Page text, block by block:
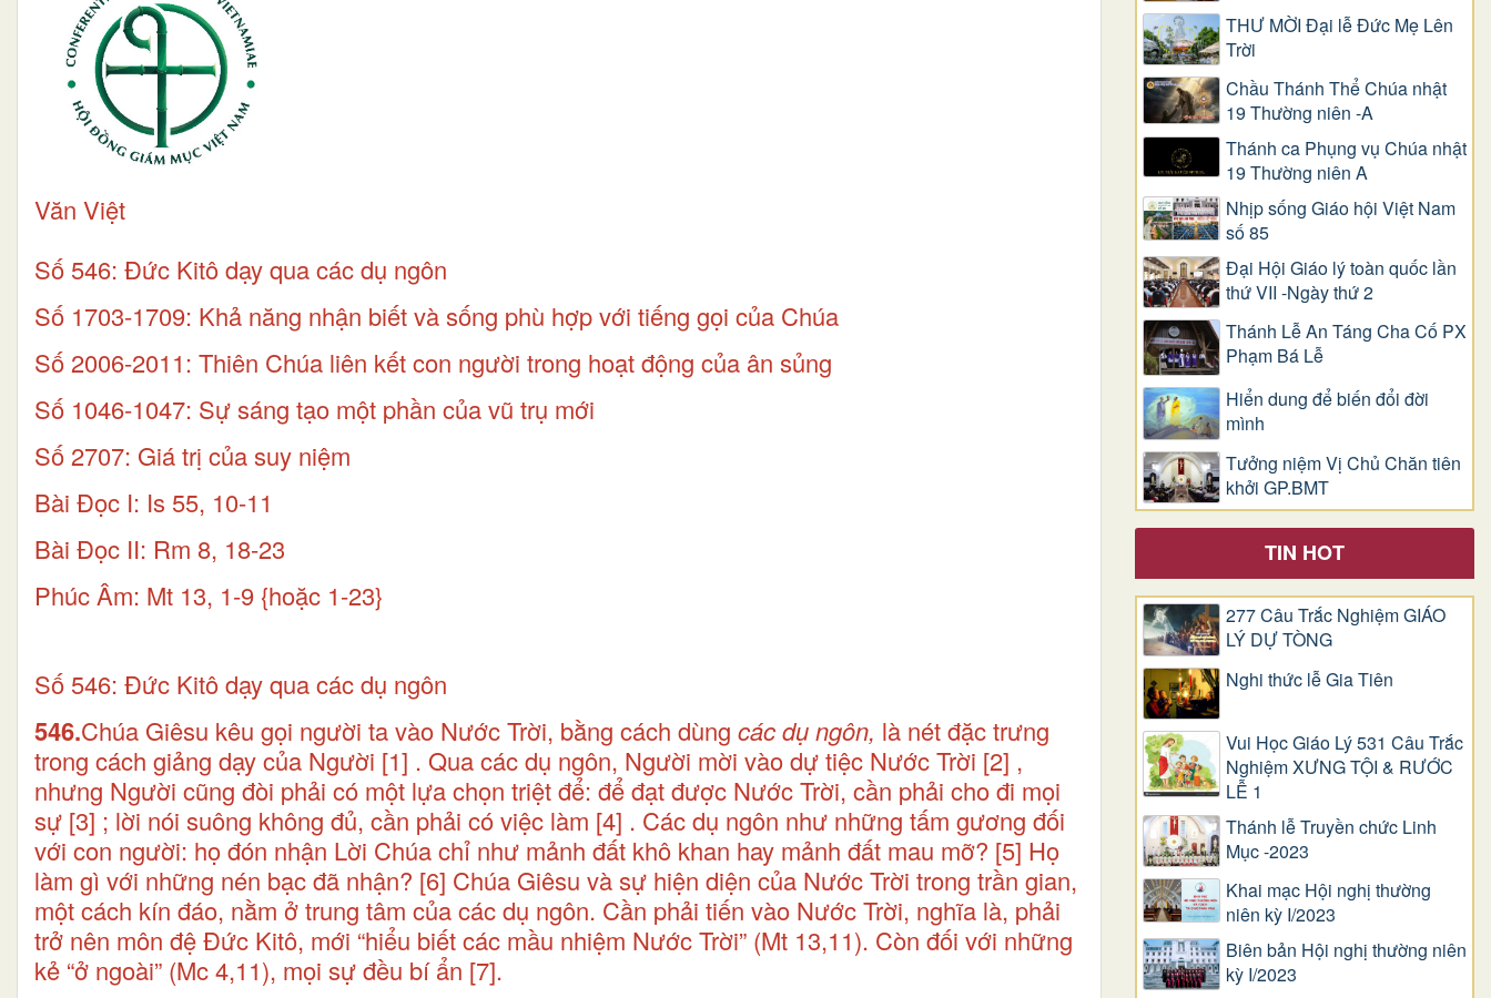
Văn Việt
Số 546: Đức Kitô dạy qua các dụ ngôn
Số 1703-1709: Khả năng nhận biết và sống phù hợp với tiếng gọi của Chúa
Số 2006-2011: Thiên Chúa liên kết con người trong hoạt động của ân sủng
Số 1046-1047: Sự sáng tạo một phần của vũ trụ mới
Số 2707: Giá trị của suy niệm
Bài Ðọc I: Is 55, 10-11
Bài Ðọc II: Rm 8, 18-23
Phúc Âm: Mt 13, 1-9 {hoặc 1-23}
Số 546: Đức Kitô dạy qua các dụ ngôn
546.Chúa Giêsu kêu gọi người ta vào Nước Trời, bằng cách dùng các dụ ngôn, là nét đặc trưng
trong cách giảng dạy của Người [1] . Qua các dụ ngôn, Người mời vào dự tiệc Nước Trời [2] ,
nhưng Người cũng đòi phải có một lựa chọn triệt để: để đạt được Nước Trời, cần phải cho đi mọi
sự [3] ; lời nói suông không đủ, cần phải có việc làm [4] . Các dụ ngôn như những tấm gương đối
với con người: họ đón nhận Lời Chúa chỉ như mảnh đất khô khan hay mảnh đất mau mỡ? [5] Họ
làm gì với những nén bạc đã nhận? [6] Chúa Giêsu và sự hiện diện của Nước Trời trong trần gian,
một cách kín đáo, nằm ở trung tâm của các dụ ngôn. Cần phải tiến vào Nước Trời, nghĩa là, phải
trở nên môn đệ Đức Kitô, mới “hiểu biết các mầu nhiệm Nước Trời” (Mt 13,11). Còn đối với những
kẻ “ở ngoài” (Mc 4,11), mọi sự đều bí ẩn [7].
THƯ MỜI Đại lễ Đức Mẹ Lên
Trời
Chầu Thánh Thể Chúa nhật
19 Thường niên -A
Thánh ca Phụng vụ Chúa nhật
19 Thường niên A
Nhịp sống Giáo hội Việt Nam
số 85
Đại Hội Giáo lý toàn quốc lần
thứ VII -Ngày thứ 2
Thánh Lễ An Táng Cha Cố PX
Phạm Bá Lễ
Hiển dung để biến đổi đời
mình
Tưởng niệm Vị Chủ Chăn tiên
khởi GP.BMT
TIN HOT
277 Câu Trắc Nghiệm GIÁO
LÝ DỰ TÒNG
Nghi thức lễ Gia Tiên
Vui Học Giáo Lý 531 Câu Trắc
Nghiệm XƯNG TỘI & RƯỚC
LỄ 1
Thánh lễ Truyền chức Linh
Mục -2023
Khai mạc Hội nghị thường
niên kỳ I/2023
Biên bản Hội nghị thường niên
kỳ I/2023